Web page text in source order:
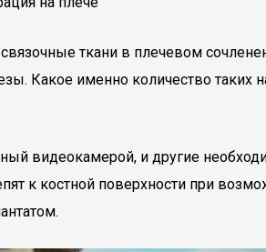
ткани в плечевом
Какое именно количество
видеокамерой, и другие
к костной поверхности при